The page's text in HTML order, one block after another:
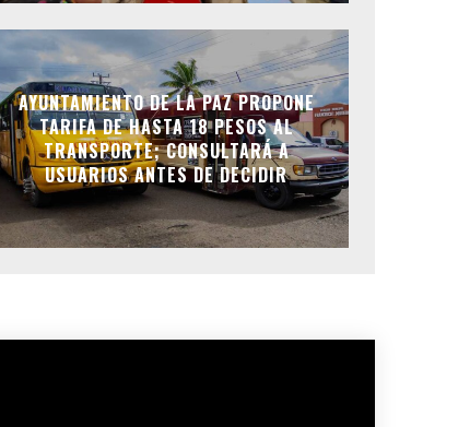
AYUNTAMIENTO DE LA PAZ PROPONE
TARIFA DE HASTA 18 PESOS AL
TRANSPORTE; CONSULTARÁ A
USUARIOS ANTES DE DECIDIR